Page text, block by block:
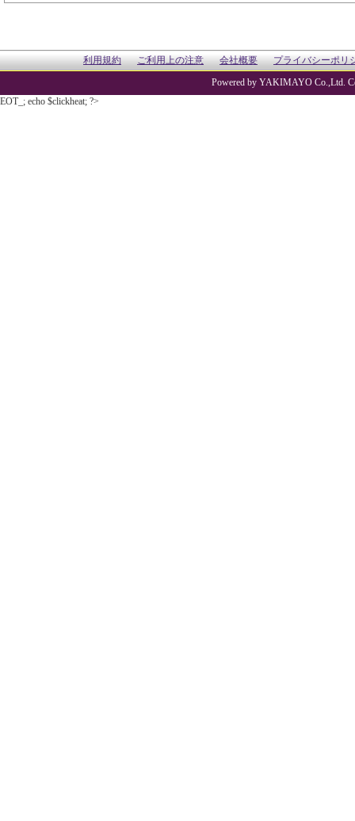
利用規約 ご利用上の注意 会社概要 プライバシーポリ
Powered by YAKIMAYO Co.,Ltd.
EOT_; echo $clickheat; ?>